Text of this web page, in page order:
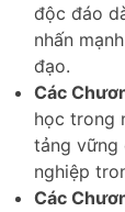
độc đáo
nhấn
đạo.
Các
học trong
tảng vững
nghiệp
Các